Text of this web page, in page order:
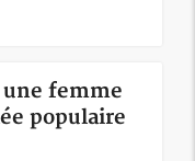
femme
populaire